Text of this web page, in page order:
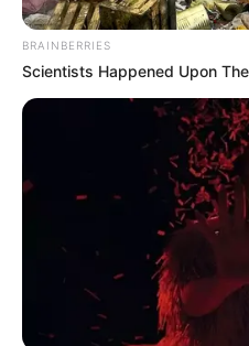
BRAINBERRIES
Scientists Happened Upon